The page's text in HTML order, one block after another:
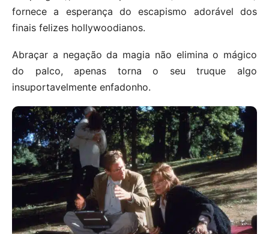
fornece a esperança do escapismo adorável dos
finais felizes hollywoodianos.
Abraçar a negação da magia não elimina o mágico
do palco, apenas torna o seu truque algo
insuportavelmente enfadonho.